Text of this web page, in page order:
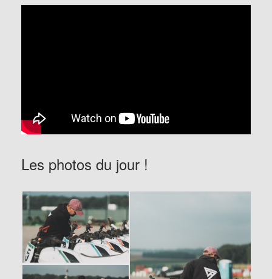
Les photos du jour !